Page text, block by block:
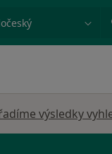
výsledky